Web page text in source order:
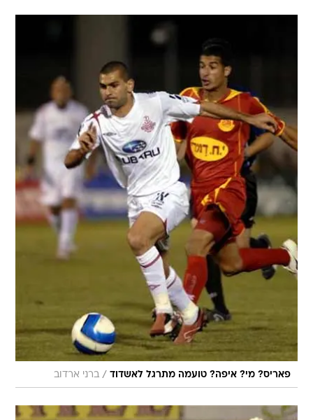
פאריס? מי? איפה? טועמה מתרגל לאשדוד / ברני ארדוב